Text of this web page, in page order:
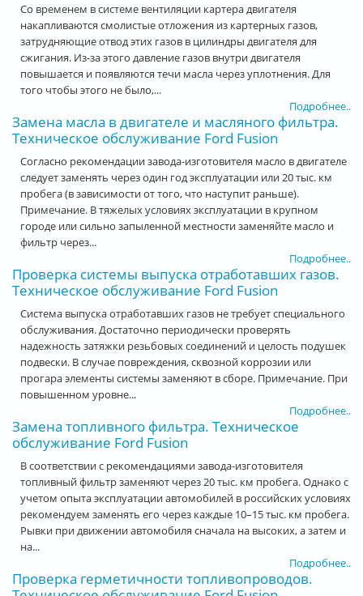
Со временем в системе вентиляции картера двигателя
накапливаются смолистые отложения из картерных газов,
затрудняющие отвод этих газов в цилиндры двигателя для
сжигания. Из-за этого давление газов внутри двигателя
повышается и появляются течи масла через уплотнения. Для
того чтобы этого не было,...
Подробнее..
Замена масла в двигателе и масляного фильтра.
Техническое обслуживание Ford Fusion
Согласно рекомендации завода-изготовителя масло в двигателе
следует заменять через один год эксплуатации или 20 тыс. км
пробега (в зависимости от того, что наступит раньше).
Примечание. В тяжелых условиях эксплуатации в крупном
городе или сильно запыленной местности заменяйте масло и
фильтр через...
Подробнее..
Проверка системы выпуска отработавших газов.
Техническое обслуживание Ford Fusion
Система выпуска отработавших газов не требует специального
обслуживания. Достаточно периодически проверять
надежность затяжки резьбовых соединений и целость подушек
подвески. В случае повреждения, сквозной коррозии или
прогара элементы системы заменяют в сборе. Примечание. При
повышенном уровне...
Подробнее..
Замена топливного фильтра. Техническое
обслуживание Ford Fusion
В соответствии с рекомендациями завода-изготовителя
топливный фильтр заменяют через 20 тыс. км пробега. Однако с
учетом опыта эксплуатации автомобилей в российских условиях
рекомендуем заменять его через каждые 10–15 тыс. км пробега.
Рывки при движении автомобиля сначала на высоких, а затем и
на...
Подробнее..
Проверка герметичности топливопроводов.